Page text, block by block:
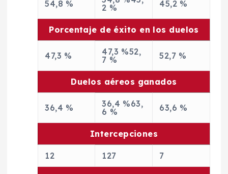
54,8 %
2 %
45,2 %
Porcentaje de éxito en los duelos
47,3 % 47,3 %52,
7 %
52,7 %
Duelos aéreos ganados
36,4 % 36,4 %63,
6 %
63,6 %
Intercepciones
12 127 7